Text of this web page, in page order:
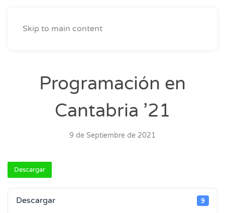
Skip to main content
Programación en
Cantabria ’21
9 de Septiembre de 2021
Descargar
Descargar 9